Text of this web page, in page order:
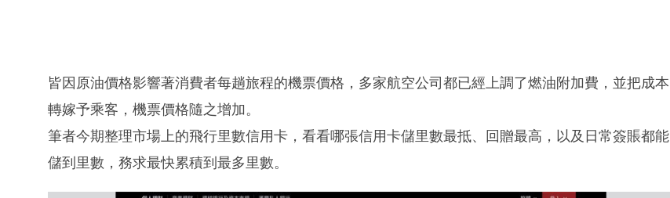
皆因原油價格影響著消費者每趟旅程的機票價格，多家航空公司都已經上調了燃油附加費，並把成本
轉嫁予乘客，機票價格隨之增加。
筆者今期整理市場上的飛行里數信用卡，看看哪張信用卡儲里數最抵、回贈最高，以及日常簽賬都能
儲到里數，務求最快累積到最多里數。